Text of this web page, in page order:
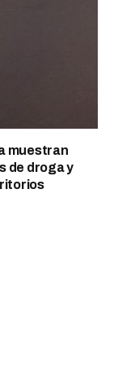
muestran
de droga y